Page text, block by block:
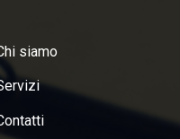
siamo